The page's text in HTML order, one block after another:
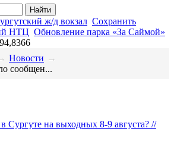
Найти
ж/д вокзал Сохранить
НТЦ Обновление парка «За Саймой»
94,8366
Новости →
сообщен...